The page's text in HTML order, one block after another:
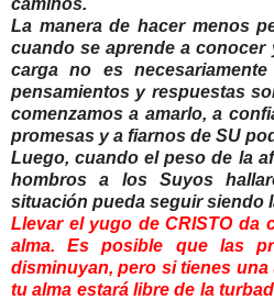
La manera de hacer menos
cuando se aprende a conocer
carga no es
pensamientos y respuestas
comenzamos a amarlo, a
promesas y a fiarnos de SU
Luego, cuando el peso de la
hombros a los Suyos
situación pueda seguir siendo
Llevar el yugo de CRISTO da
alma. Es posible que las
disminuyan, pero si tienes
tu alma estará libre de la